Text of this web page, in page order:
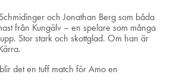
och Jonathan Berg som båda
från Kungälv – en spelare som många
Stor stark och skottglad. Om han är
det en tuff match för Amo en